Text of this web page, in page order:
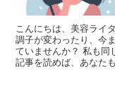
こんにちは、美容ライ
調子が変わったり、今
ていませんか？ 私も同
記事を読めば、あなた